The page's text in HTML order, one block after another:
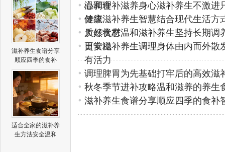
滋补养生食谱分享
顺应四季的食补
适合全家的滋补养
生方法安全温和
心调理
温和食补滋养身心滋补养生不激进
健康
传统滋补养生智慧结合现代生活方
质好状态
天然食材温和滋补养生坚持长期调
更安稳
日常滋补养生调理身体由内而外散
有活力
调理脾胃为先基础打牢后的高效滋
秋冬季节进补攻略温和滋养的养生
滋补养生食谱分享顺应四季的食补